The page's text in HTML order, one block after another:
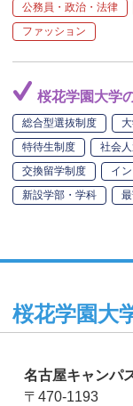
公務員・政治・法律
ファッション
桜花学園大学
総合型選抜制度
特待生制度
社会
交換留学制度
イ
新設学部・学科
桜花学園大
名古屋キャンパ
〒470-1193